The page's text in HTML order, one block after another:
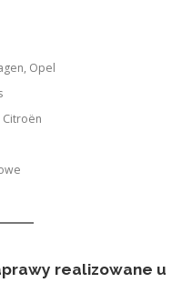
Opel
Citroën
realizowane u